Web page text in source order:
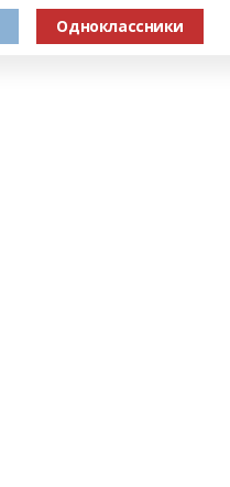
Одноклассники